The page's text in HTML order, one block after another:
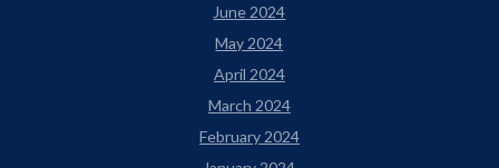
June 2024
May 2024
April 2024
March 2024
February 2024